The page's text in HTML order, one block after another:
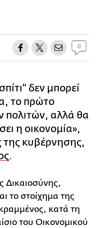
0
δεν μπορεί
το πρώτο
πολιτών, αλλά θα
η οικονομία»,
της κυβέρνησης,
.
Δικαιοσύνης,
το στοίχημα της
κατά τη
του Οικονομικού